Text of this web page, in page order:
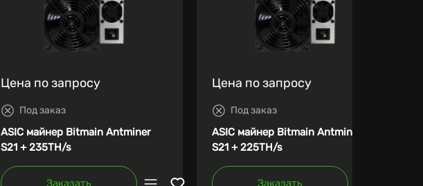
Цена по запросу
Под заказ
ASIC майнер Bitmain Antminer
S21 + 235TH/s
Заказать
Цена по запросу
Под заказ
ASIC майнер Bitmain Antminer
S21 + 225TH/s
Заказать